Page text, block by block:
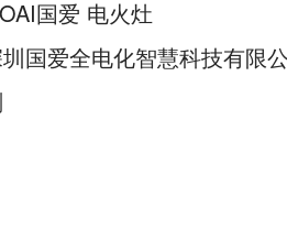
国爱 电火灶
国爱全电化智慧科技有限